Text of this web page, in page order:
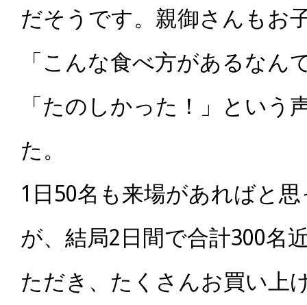
だそうです。親御さんもお
「こんな食べ方があるなん
「たのしかった！」という
た。
1日50名も来場があればと
が、結局2日間で合計300名
ただき、たくさんお買い上